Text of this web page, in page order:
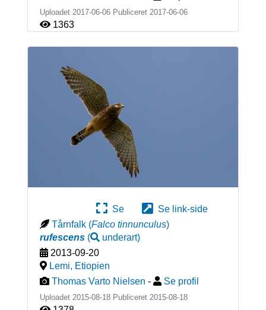
Uploadet 2017-06-06 Publiceret 2017-06-06
1363
Se
Se link-side
Tårnfalk (Falco tinnunculus)
rufescens( underart)
2013-09-20
Lemi, Etiopien
Thomas Varto Nielsen - Se profil
Uploadet 2015-08-18 Publiceret 2015-08-18